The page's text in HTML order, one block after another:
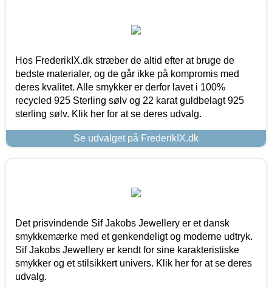
Hos FrederikIX.dk stræber de altid efter at bruge de
bedste materialer, og de går ikke på kompromis med
deres kvalitet. Alle smykker er derfor lavet i 100%
recycled 925 Sterling sølv og 22 karat guldbelagt 925
sterling sølv. Klik her for at se deres udvalg.
Se udvalget på FrederikIX.dk
Det prisvindende Sif Jakobs Jewellery er et dansk
smykkemærke med et genkendeligt og moderne udtryk.
Sif Jakobs Jewellery er kendt for sine karakteristiske
smykker og et stilsikkert univers. Klik her for at se deres
udvalg.